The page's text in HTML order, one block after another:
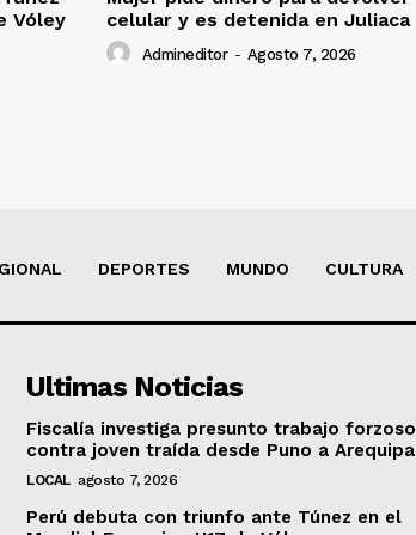
Vóley
celular y es detenida en Juliaca
Admineditor - Agosto 7, 2026
DEPORTES MUNDO CULTURA
Ultimas Noticias
Fiscalía investiga presunto trabajo forzoso
contra joven traída desde Puno a Arequipa
LOCAL agosto 7, 2026
Perú debuta con triunfo ante Túnez en el